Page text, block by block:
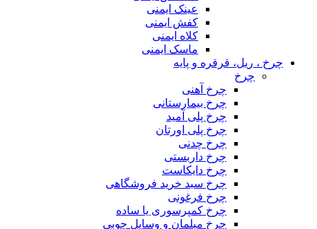
عینک ایمنی
کفش ایمنی
کلاه ایمنی
ماسک ایمنی
چرخ ، ریل، قرقره و پایه
چرخ
چرخ آهنی
چرخ بیمارستانی
چرخ پلی آمید
چرخ پلی اورتان
چرخ چدنی
چرخ داربستی
چرخ دایکاست
چرخ سبد خرید فروشگاهی
چرخ فرغونی
چرخ کمپرسوری یا ساده
چرخ مبلمان و وسایل چوبی